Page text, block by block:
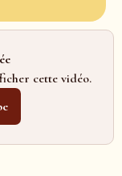
cette vidéo.